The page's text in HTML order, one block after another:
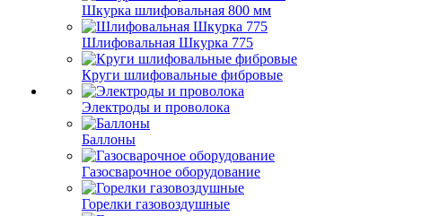
Шкурка шлифовальная 800 мм
Шлифовальная Шкурка 775
Круги шлифовальные фибровые
Электроды и проволока
Баллоны
Газосварочное оборудование
Горелки газовоздушные